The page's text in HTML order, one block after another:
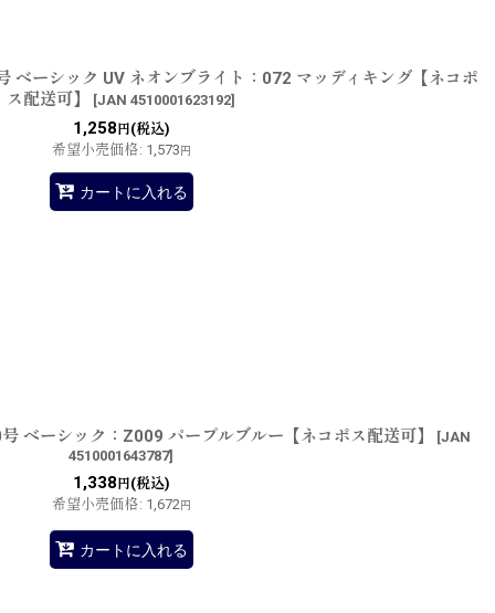
ベーシック UV ネオンブライト：072 マッディキング【ネコポ
ス配送可】
[JAN 4510001623192]
1,258 円(税込)
希望小売価格: 1,573 円
カートに入れる
ベーシック：Z009 パープルブルー【ネコポス配送可】 [JAN
4510001643787]
1,338 円(税込)
希望小売価格: 1,672円
カートに入れる